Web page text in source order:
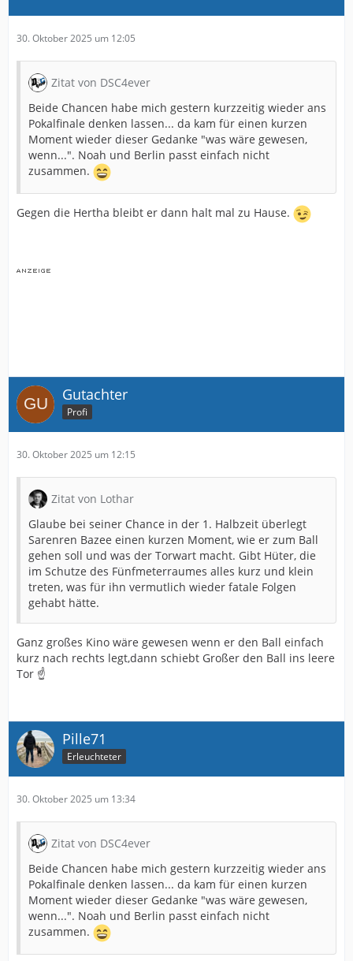
30. Oktober 2025 um 12:05
Zitat von DSC4ever
Beide Chancen habe mich gestern kurzzeitig wieder ans
Pokalfinale denken lassen... da kam für einen kurzen
Moment wieder dieser Gedanke "was wäre gewesen,
wenn...". Noah und Berlin passt einfach nicht
zusammen.
Gegen die Hertha bleibt er dann halt mal zu Hause.
Gutachter
Profi
30. Oktober 2025 um 12:15
Zitat von Lothar
Glaube bei seiner Chance in der 1. Halbzeit überlegt
Sarenren Bazee einen kurzen Moment, wie er zum Ball
gehen soll und was der Torwart macht. Gibt Hüter, die
im Schutze des Fünfmeterraumes alles kurz und klein
treten, was für ihn vermutlich wieder fatale Folgen
gehabt hätte.
Ganz großes Kino wäre gewesen wenn er den Ball einfach
kurz nach rechts legt,dann schiebt Großer den Ball ins leere
Tor ☝️
Pille71
Erleuchteter
30. Oktober 2025 um 13:34
Zitat von DSC4ever
Beide Chancen habe mich gestern kurzzeitig wieder ans
Pokalfinale denken lassen... da kam für einen kurzen
Moment wieder dieser Gedanke "was wäre gewesen,
wenn...". Noah und Berlin passt einfach nicht
zusammen.